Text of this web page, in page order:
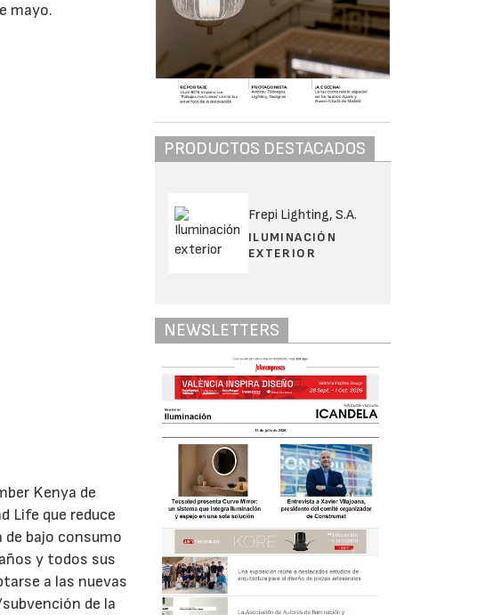
mayo.
Kenya de
Life que reduce
bajo consumo
y todos sus
a las nuevas
de la
PRODUCTOS DESTACADOS
Frepi Lighting, S.A.
ILUMINACIÓN
EXTERIOR
NEWSLETTERS